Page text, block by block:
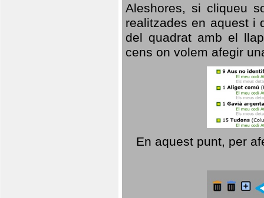
Aleshores, si cliqueu
realitzades en aquest i
del quadrat amb el
cens on volem afegir
En aquest punt, per